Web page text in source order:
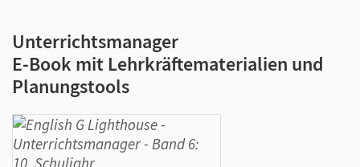
Unterrichtsmanager
E-Book mit Lehrkräftematerialien und
Planungstools